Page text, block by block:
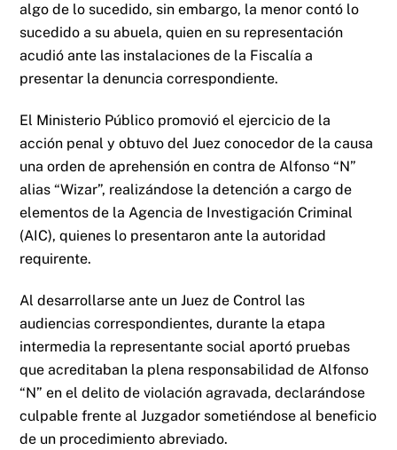
algo de lo sucedido, sin embargo, la menor contó lo
sucedido a su abuela, quien en su representación
acudió ante las instalaciones de la Fiscalía a
presentar la denuncia correspondiente.
El Ministerio Público promovió el ejercicio de la
acción penal y obtuvo del Juez conocedor de la causa
una orden de aprehensión en contra de Alfonso “N”
alias “Wizar”, realizándose la detención a cargo de
elementos de la Agencia de Investigación Criminal
(AIC), quienes lo presentaron ante la autoridad
requirente.
Al desarrollarse ante un Juez de Control las
audiencias correspondientes, durante la etapa
intermedia la representante social aportó pruebas
que acreditaban la plena responsabilidad de Alfonso
“N” en el delito de violación agravada, declarándose
culpable frente al Juzgador sometiéndose al beneficio
de un procedimiento abreviado.